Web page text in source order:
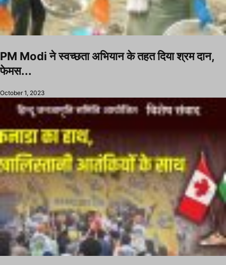
PM Modi ने स्वच्छता अभियान के तहत दिया श्रम दान,
फेमस...
October 1, 2023